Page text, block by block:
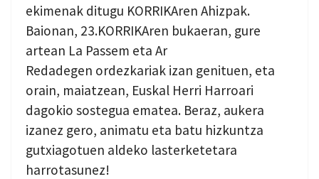
ekimenak ditugu KORRIKAren Ahizpak.
Baionan, 23.KORRIKAren bukaeran, gure
artean La Passem eta Ar
Redadegen ordezkariak izan genituen, eta
orain, maiatzean, Euskal Herri Harroari
dagokio sostegua ematea. Beraz, aukera
izanez gero, animatu eta batu hizkuntza
gutxiagotuen aldeko lasterketetara
harrotasunez!